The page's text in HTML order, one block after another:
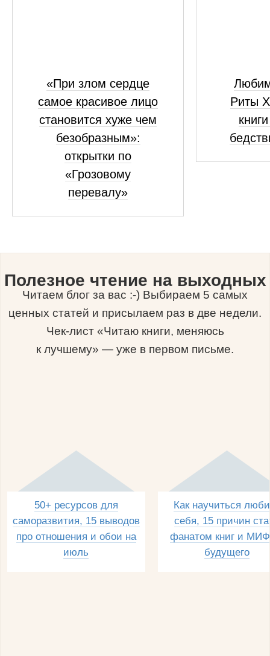
«При злом сердце
самое красивое лицо
становится хуже чем
безобразным»:
открытки по
«Грозовому
перевалу»
Риты
Полезное чтение на выходных
Читаем блог за вас :-) Выбираем 5 самых
ценных статей и присылаем раз в две недели.
Чек-лист «Читаю книги, меняюсь
к лучшему» — уже в первом письме.
50+ ресурсов для
саморазвития, 15 выводов
про отношения и обои на
июль
Как научиться
себя, 15 причин
фанатом книг и
будущего